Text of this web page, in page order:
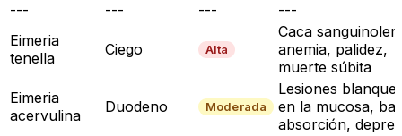
---
--- ---
---
Eimeria
tenella
Ciego Alta
Caca
anemia, palidez,
muerte súbita
Eimeria
acervulina
Duodeno Moderada
Lesiones
en la mucosa,
absorción,